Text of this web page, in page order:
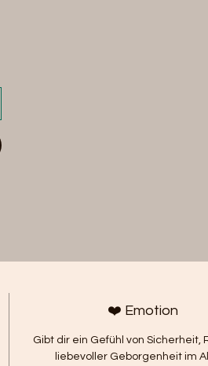
und
kannst.
❤️ Emotion
Gibt dir ein Gefühl von Sicherheit,
liebevoller Geborgenheit im